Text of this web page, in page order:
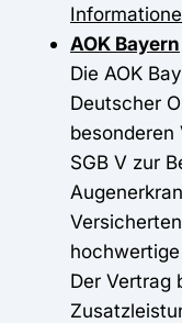
AOK Bayern
Die AOK
Deutscher
besonderen
SGB V zur
Der Vertrag